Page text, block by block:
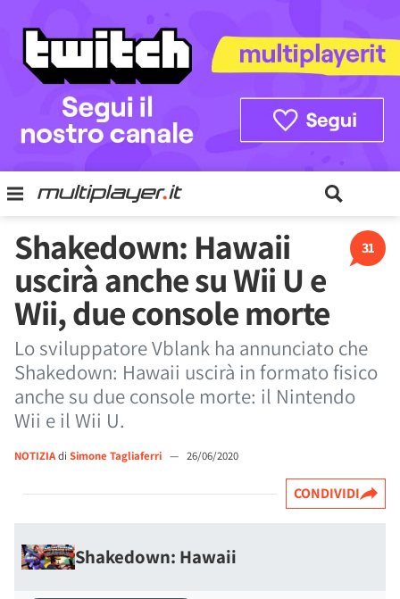
31
Shakedown: Hawaii
uscirà anche su Wii U e
Wii, due console morte
Lo sviluppatore Vblank ha annunciato che
Shakedown: Hawaii uscirà in formato fisico
anche su due console morte: il Nintendo
Wii e il Wii U.
NOTIZIAdi Simone Tagliaferri — 26/06/2020
CONDIVIDI
Shakedown: Hawaii